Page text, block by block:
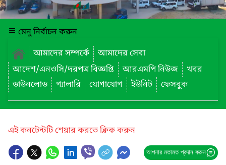
মেনু নির্বাচন করুন
আমাদের সম্পর্কে
আমাদের সেবা
আদেশ/এনওসি/দরপত্র বিজ্ঞপ্তি
আরএমপি নিউজ
খবর
ডাউনলোড
গ্যালারি যোগাযোগ ইউনিট ফেসবুক
এই কনটেন্টটি শেয়ার করতে ক্লিক করুন
আপনার মতামত প্রদান করুন